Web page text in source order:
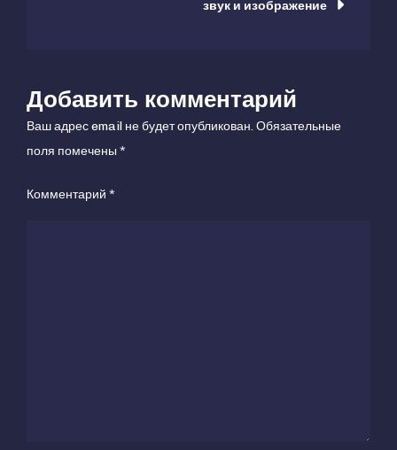
звук и изображение
Добавить комментарий
Ваш адрес email не будет опубликован.Обязательные
поля помечены *
Комментарий *